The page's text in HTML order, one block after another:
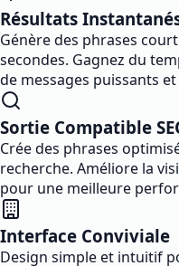
Résultats
Génère des phrases
secondes. Gagnez du
de messages puissants
Sortie Compatible
Crée des phrases
recherche. Améliore la
pour une meilleure
Interface Conviviale
Design simple et intuitif